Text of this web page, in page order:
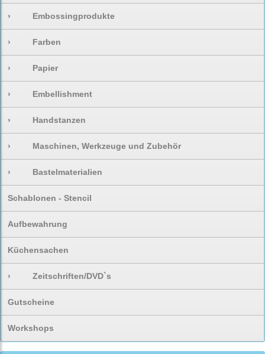
› Embossingprodukte
› Farben
› Papier
› Embellishment
› Handstanzen
› Maschinen, Werkzeuge und Zubehör
› Bastelmaterialien
Schablonen - Stencil
Aufbewahrung
Küchensachen
› Zeitschriften/DVD`s
Gutscheine
Workshops